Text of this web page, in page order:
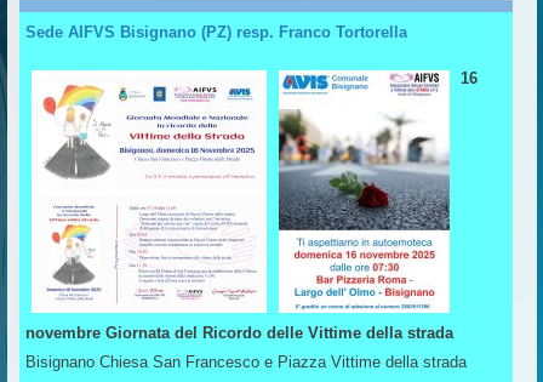
Sede AIFVS Bisignano (PZ) resp. Franco Tortorella
16
novembre Giornata del Ricordo delle Vittime della strada
Bisignano Chiesa San Francesco e Piazza Vittime della strada